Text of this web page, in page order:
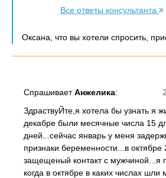
Все ответы консультанта
Оксана, что вы хотели спросить,
СпрашиваетАнжелика:
ЗдраствуЙте,я хотела бы узнать я
декабре были месячные числа 15
дней...сейчас январь у меня
признаки беременности...в
защещеный контакт с мужчиной...я
когда в октябре в каких числах шли